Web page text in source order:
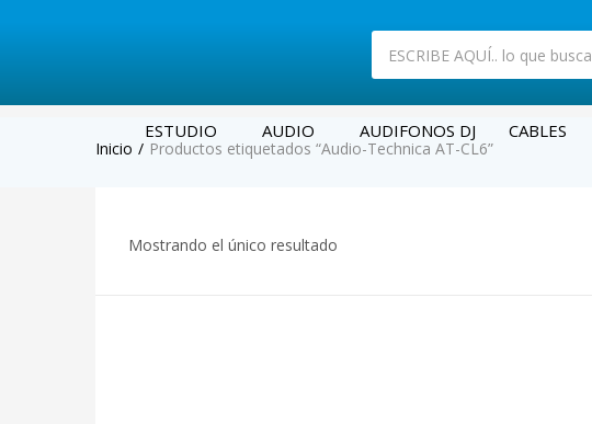
ESTUDIO AUDIO AUDIFONOS DJ CABLES
Inicio Productos etiquetados “Audio-Technica AT-CL6”
Mostrando el único resultado